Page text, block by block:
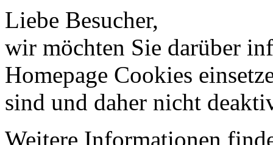
Liebe Besucher,
wir möchten Sie darüber
Homepage Cookies
sind und daher nicht
Weitere Informationen